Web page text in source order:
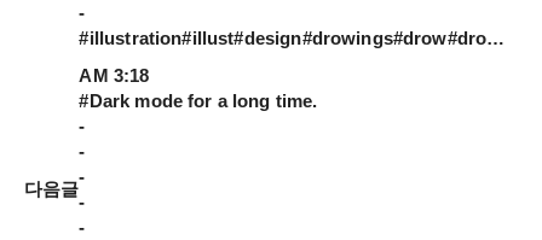
-
#illustration#illust#design#drowings#drow#drowingart#artwork#artist#designer#nature#일러스트#아티스트#드로잉#디자이너#소통#힐링#그림스타그램#mydesign
다음글
AM 3:18
#Dark mode for a long time.
-
-
-
-
-